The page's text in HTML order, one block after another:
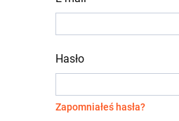
Hasło
Zapomniałeś hasła?